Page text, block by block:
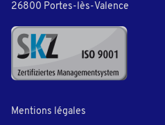
26800 Portes-lès-Valence
Mentions légales